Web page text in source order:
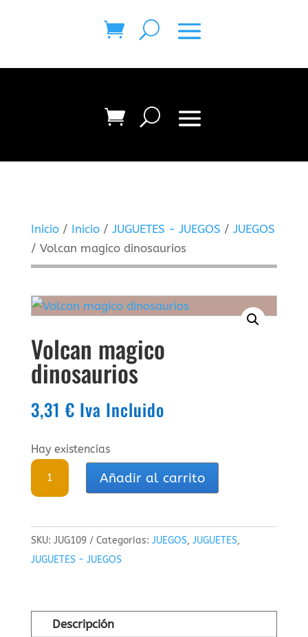
Inicio/ Inicio/ JUGUETES - JUEGOS / JUEGOS
/ Volcan magico dinosaurios
Volcan magico
dinosaurios
3,31 € Iva Incluido
Hay existencias
Volcan
magico
cantidad
Añadir al carrito
SKU: JUG109 Categorías: JUEGOS, JUGUETES,
JUGUETES - JUEGOS
Descripción